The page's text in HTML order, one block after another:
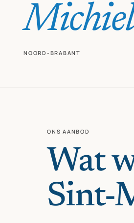
NOORD-BRABANT
ONS AANBOD
Wat
Sint-